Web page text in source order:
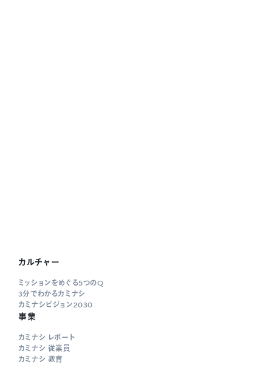
カルチャー
ミッションをめぐる5つのQ
3分でわかるカミナシ
カミナシビジョン2030
事業
カミナシ レポート
カミナシ 従業員
カミナシ 教育